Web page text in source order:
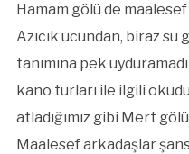
Hamam gölü de
Azıcık ucundan, biraz
tanımına pek
kano turları ile ilgili
atladığımız gibi Mert
Maalesef arkadaşlar